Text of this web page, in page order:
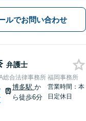
ルでお問い合わせ
弁護士
総合法律事務所 福岡事務所
博多駅 か
ら徒歩6分
営業時間：本
日定休日